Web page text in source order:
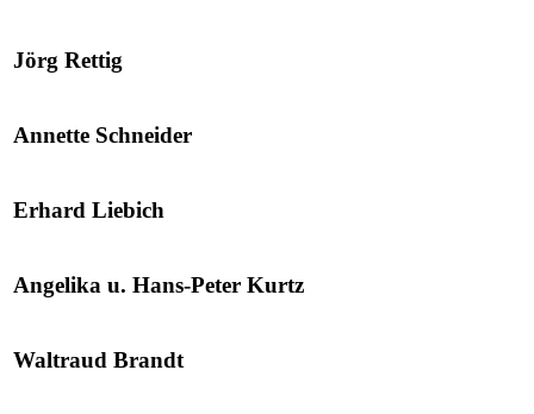
Jörg Rettig
Annette Schneider
Erhard Liebich
Angelika u. Hans-Peter Kurtz
Waltraud Brandt